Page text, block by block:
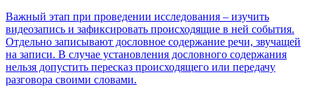
Важный этап при проведении исследования – изучить
видеозапись и зафиксировать происходящие в ней события.
Отдельно записывают дословное содержание речи, звучащей
на записи. В случае установления дословного содержания
нельзя допустить пересказ происходящего или передачу
разговора своими словами.